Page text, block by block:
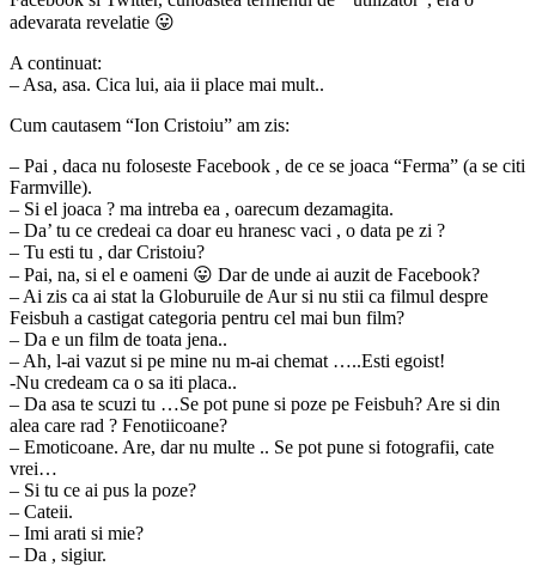
adevarata revelatie 😛
A continuat:
– Asa, asa. Cica lui, aia ii place mai mult..
Cum cautasem “Ion Cristoiu” am zis:
– Pai , daca nu foloseste Facebook , de ce se joaca “Ferma” (a se citi
Farmville).
– Si el joaca ? ma intreba ea , oarecum dezamagita.
– Da’ tu ce credeai ca doar eu hranesc vaci , o data pe zi ?
– Tu esti tu , dar Cristoiu?
– Pai, na, si el e oameni 😛 Dar de unde ai auzit de Facebook?
– Ai zis ca ai stat la Globuruile de Aur si nu stii ca filmul despre
Feisbuh a castigat categoria pentru cel mai bun film?
– Da e un film de toata jena..
– Ah, l-ai vazut si pe mine nu m-ai chemat …..Esti egoist!
-Nu credeam ca o sa iti placa..
– Da asa te scuzi tu …Se pot pune si poze pe Feisbuh? Are si din
alea care rad ? Fenotiicoane?
– Emoticoane. Are, dar nu multe .. Se pot pune si fotografii, cate
vrei…
– Si tu ce ai pus la poze?
– Cateii.
– Imi arati si mie?
– Da , sigiur.